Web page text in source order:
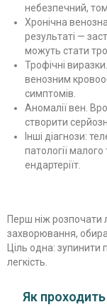
небезпечний,
Хронічна
результаті —
можуть стати
Трофічні
венозним
симптомів.
Аномалії вен.
створити
Інші діагнози:
патології
ендартеріїт.
Перш ніж розпочати
захворювання,
Ціль одна:
легкість.
Як проходить